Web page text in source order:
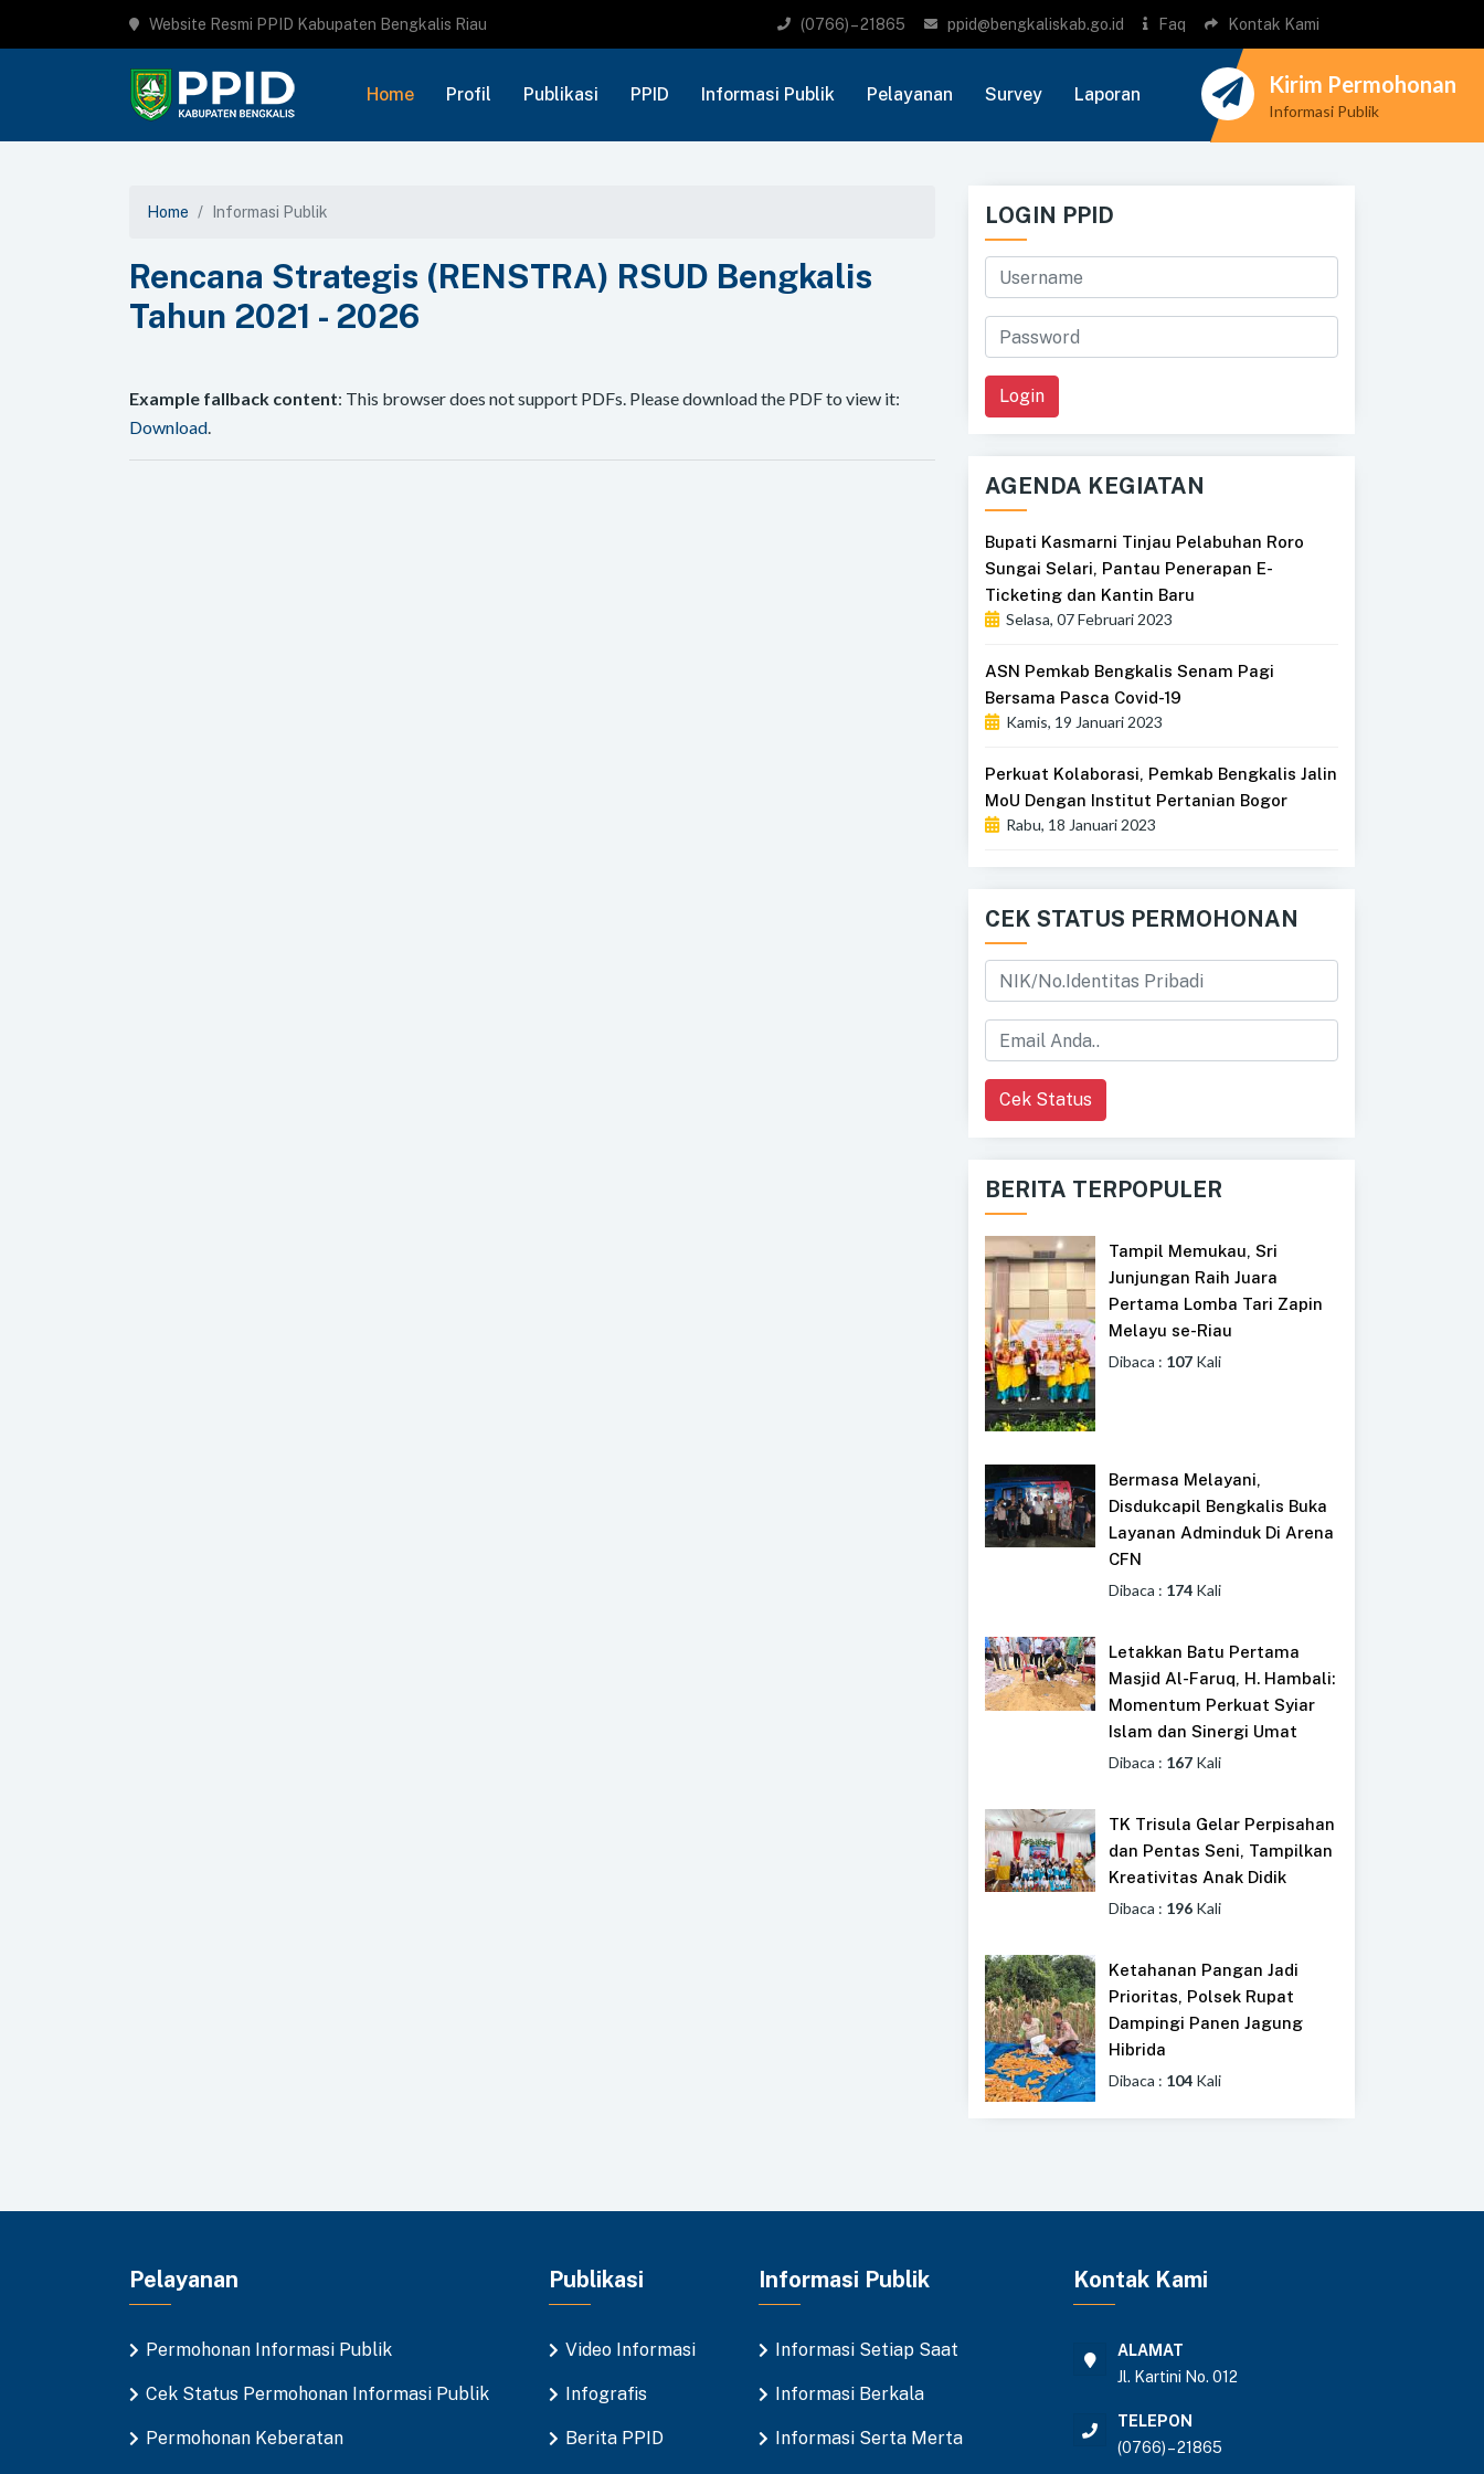
Website Resmi PPID Kabupaten Bengkalis Riau (0766) – 21865 ppid@bengkaliskab.go.id Faq Kontak Kami
Home Profil Publikasi PPID Informasi Publik Pelayanan Survey Laporan Kirim Permohonan
Informasi Publik
Home Informasi Publik
Rencana Strategis (RENSTRA) RSUD Bengkalis
Tahun 2021 - 2026
Example fallback content: This browser does not support PDFs. Please download the PDF to view it:
Download.
LOGIN PPID
Login
AGENDA KEGIATAN
Bupati Kasmarni Tinjau Pelabuhan Roro
Sungai Selari, Pantau Penerapan E-
Ticketing dan Kantin Baru
Selasa, 07 Februari 2023
ASN Pemkab Bengkalis Senam Pagi
Bersama Pasca Covid-19
Kamis, 19 Januari 2023
Perkuat Kolaborasi, Pemkab Bengkalis Jalin
MoU Dengan Institut Pertanian Bogor
Rabu, 18 Januari 2023
CEK STATUS PERMOHONAN
Cek Status
BERITA TERPOPULER
Tampil Memukau, Sri
Junjungan Raih Juara
Pertama Lomba Tari Zapin
Melayu se-Riau
Dibaca : 107 Kali
Bermasa Melayani,
Disdukcapil Bengkalis Buka
Layanan Adminduk Di Arena
CFN
Dibaca : 174 Kali
Letakkan Batu Pertama
Masjid Al-Faruq, H. Hambali:
Momentum Perkuat Syiar
Islam dan Sinergi Umat
Dibaca : 167 Kali
TK Trisula Gelar Perpisahan
dan Pentas Seni, Tampilkan
Kreativitas Anak Didik
Dibaca : 196 Kali
Ketahanan Pangan Jadi
Prioritas, Polsek Rupat
Dampingi Panen Jagung
Hibrida
Dibaca : 104 Kali
Pelayanan
Permohonan Informasi Publik
Cek Status Permohonan Informasi Publik
Permohonan Keberatan
Publikasi
Video Informasi
Infografis
Berita PPID
Informasi Publik
Informasi Setiap Saat
Informasi Berkala
Informasi Serta Merta
Kontak Kami
ALAMAT
Jl. Kartini No. 012
TELEPON
(0766) – 21865